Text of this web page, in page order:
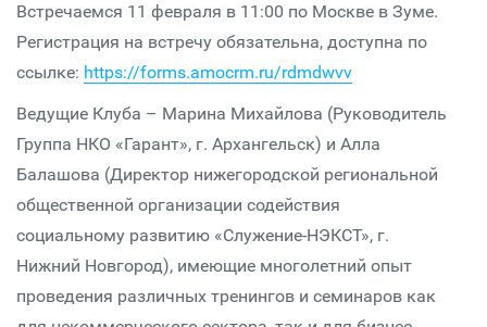
Встречаемся 11 февраля в 11:00 по Москве в Зуме.
Регистрация на встречу обязательна, доступна по
ссылке: https://forms.amocrm.ru/rdmdwvv
Ведущие Клуба – Марина Михайлова (Руководитель
Группа НКО «Гарант», г. Архангельск) и Алла
Балашова (Директор нижегородской региональной
общественной организации содействия
социальному развитию «Служение-НЭКСТ», г.
Нижний Новгород), имеющие многолетний опыт
проведения различных тренингов и семинаров как